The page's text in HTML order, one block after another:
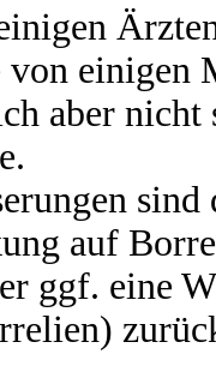
einigen
aber
auf
ggf. eine